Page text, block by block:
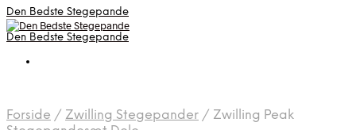
Den Bedste Stegepande
Den Bedste Stegepande
Forside / Zwilling Stegepander / Zwilling Peak